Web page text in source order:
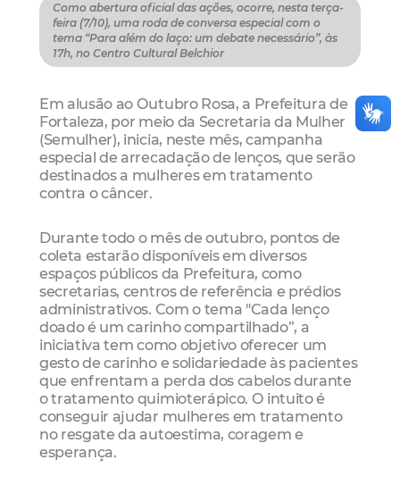
Como abertura oficial das ações, ocorre, nesta terça-
feira (7/10), uma roda de conversa especial com o
tema “Para além do laço: um debate necessário”, às
17h, no Centro Cultural Belchior
Em alusão ao Outubro Rosa, a Prefeitura de
Fortaleza, por meio da Secretaria da Mulher
(Semulher), inicia, neste mês, campanha
especial de arrecadação de lenços, que serão
destinados a mulheres em tratamento
contra o câncer.
Durante todo o mês de outubro, pontos de
coleta estarão disponíveis em diversos
espaços públicos da Prefeitura, como
secretarias, centros de referência e prédios
administrativos. Com o tema "Cada lenço
doado é um carinho compartilhado”, a
iniciativa tem como objetivo oferecer um
gesto de carinho e solidariedade às pacientes
que enfrentam a perda dos cabelos durante
o tratamento quimioterápico. O intuito é
conseguir ajudar mulheres em tratamento
no resgate da autoestima, coragem e
esperança.